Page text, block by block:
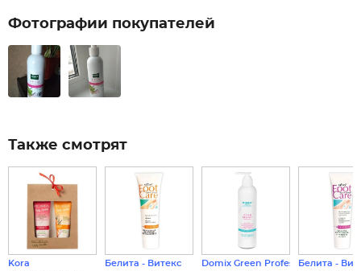
Фотографии покупателей
Также смотрят
Kora Белита - Витекс Domix Green Professional
Белита -